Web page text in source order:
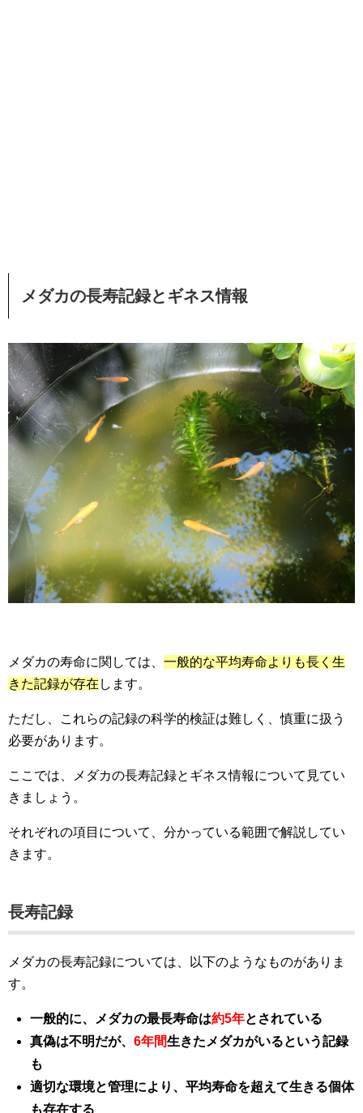
メダカの長寿記録とギネス情報
メダカの寿命に関しては、 一般的な平均寿命よりも長く生
きた記録が存在 します。
ただし、これらの記録の科学的検証は難しく、慎重に扱う
必要があります。
ここでは、メダカの長寿記録とギネス情報について見てい
きましょう。
それぞれの項目について、分かっている範囲で解説してい
きます。
長寿記録
メダカの長寿記録については、以下のようなものがありま
す。
一般的に、メダカの最長寿命は約5年とされている
真偽は不明だが、6年間生きたメダカがいるという記録
も
適切な環境と管理により、平均寿命を超えて生きる個体
も存在する